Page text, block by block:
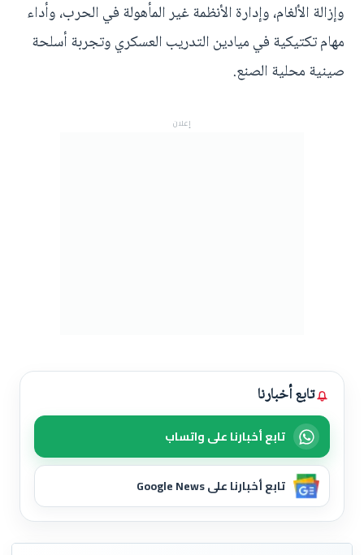
وإزالة الألغام، وإدارة الأنظمة غير المأهولة في الحرب، وأداء
مهام تكتيكية في ميادين التدريب العسكري وتجربة أسلحة
صينية محلية الصنع.
إعلان
تابع أخبارنا
تابع أخبارنا على واتساب
تابع أخبارنا على Google News